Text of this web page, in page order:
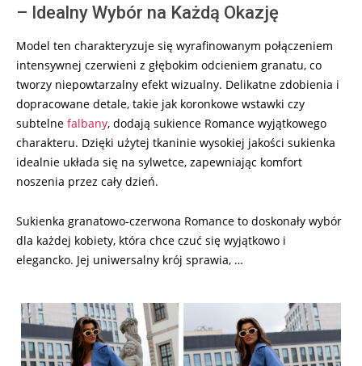
– Idealny Wybór na Każdą Okazję
Model ten charakteryzuje się wyrafinowanym połączeniem
intensywnej czerwieni z głębokim odcieniem granatu, co
tworzy niepowtarzalny efekt wizualny. Delikatne zdobienia i
dopracowane detale, takie jak koronkowe wstawki czy
subtelne falbany, dodają sukience Romance wyjątkowego
charakteru. Dzięki użytej tkaninie wysokiej jakości sukienka
idealnie układa się na sylwetce, zapewniając komfort
noszenia przez cały dzień.
Sukienka granatowo-czerwona Romance to doskonały wybór
dla każdej kobiety, która chce czuć się wyjątkowo i
elegancko. Jej uniwersalny krój sprawia, …